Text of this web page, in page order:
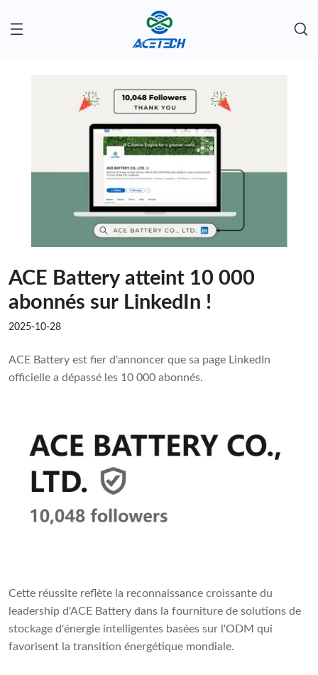
ACE Battery atteint 10 000
abonnés sur LinkedIn !
2025-10-28
ACE Battery est fier d'annoncer que sa page LinkedIn
officielle a dépassé les 10 000 abonnés.
Cette réussite reflète la reconnaissance croissante du
leadership d'ACE Battery dans la fourniture de solutions de
stockage d'énergie intelligentes basées sur l'ODM qui
favorisent la transition énergétique mondiale.